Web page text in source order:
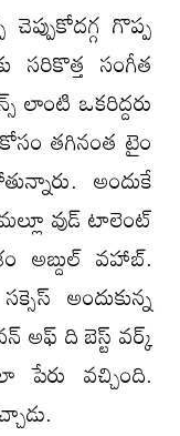
గొప్ప
సరికొత్త సంగీత
లాంటి ఒకరిద్దరు
తగినంత టైం
అందుకే
వుడ్ టాలెంట్
అబ్దుల్ వహాబ్.
అందుకున్న
అఫ్ ది బెస్ట్ వర్క్
వచ్చింది.